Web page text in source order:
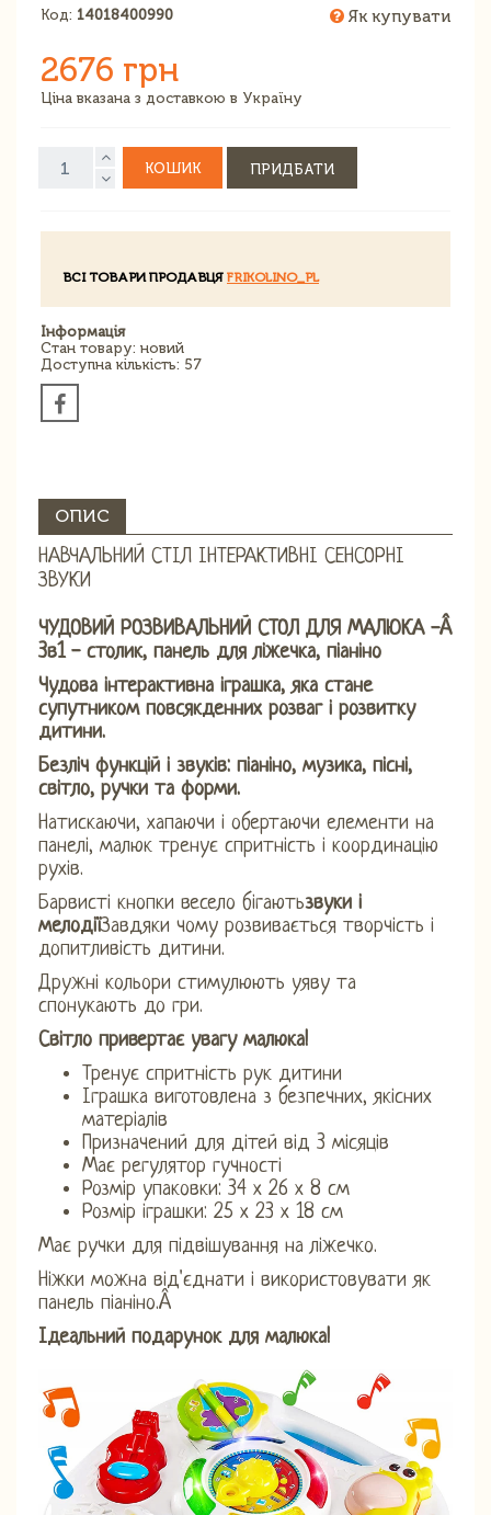
Код: 14018400990 Як купувати
2676 грн
Ціна вказана з доставкою в Україну
КОШИК ПРИДБАТИ
ВСІ ТОВАРИ ПРОДАВЦЯ FRIKOLINO_PL
Інформація
Стан товару: новий
Доступна кількість: 57
ОПИС
НАВЧАЛЬНИЙ СТІЛ ІНТЕРАКТИВНІ СЕНСОРНІ
ЗВУКИ
ЧУДОВИЙ РОЗВИВАЛЬНИЙ СТОЛ ДЛЯ МАЛЮКА -Â
3в1 - столик, панель для ліжечка, піаніно
Чудова інтерактивна іграшка, яка стане
супутником повсякденних розваг і розвитку
дитини.
Безліч функцій і звуків: піаніно, музика, пісні,
світло, ручки та форми.
Натискаючи, хапаючи і обертаючи елементи на
панелі, малюк тренує спритність і координацію
рухів.
Барвисті кнопки весело бігаютьзвуки і
мелодіїЗавдяки чому розвивається творчість і
допитливість дитини.
Дружні кольори стимулюють уяву та
спонукають до гри.
Світло привертає увагу малюка!
Тренує спритність рук дитини
Іграшка виготовлена ​​з безпечних, якісних
матеріалів
Призначений для дітей від 3 місяців
Має регулятор гучності
Розмір упаковки: 34 х 26 х 8 см
Розмір іграшки: 25 х 23 х 18 см
Має ручки для підвішування на ліжечко.
Ніжки можна від'єднати і використовувати як
панель піаніно.Â
Ідеальний подарунок для малюка!